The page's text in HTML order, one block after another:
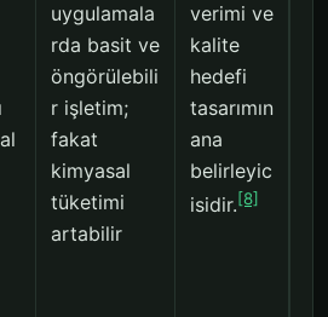
uygulamala
rda basit ve
öngörülebili
r işletim;
fakat
kimyasal
tüketimi
artabilir
verimi ve
kalite
hedefi
tasarımın
ana
belirleyic
isidir.[8]